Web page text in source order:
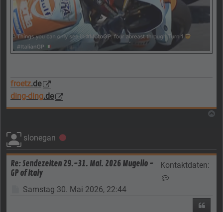
froetz.de
ding-ding.de
slonegan Offline
Re: Sendezeiten 29.-31. Mai. 2026 Mugello -
GP of Italy
Kontaktdaten:
Beitrag
Samstag 30. Mai 2026, 22:44